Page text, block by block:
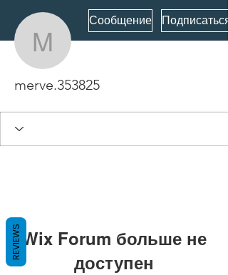
merve.353825
Сообщение Подписаться
merve.353825
Wix Forum больше не
доступен
REVIEWS